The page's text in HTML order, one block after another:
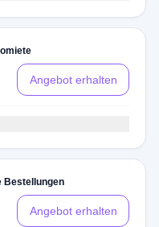
Angebot erhalten
Bestellungen
Angebot erhalten